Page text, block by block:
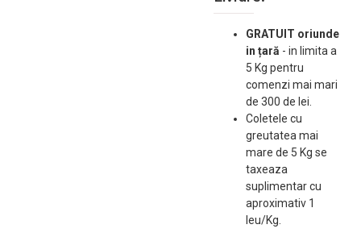
Toate nuantele
permanente se pot
combina intre ele.
Adaugati mixton cu
concentratie ridicata
pentru a intensifica
! Vopseaua nu vine
insotita de oxidant si
manusi de protectie.
Acestea se
achizitioneaza separat.
Astfel, in functie de
GRATUIT oriunde
in țară - in limita a
5 Kg pentru
comenzi mai mari
de 300 de lei.
Coletele cu
greutatea mai
mare de 5 Kg se
taxeaza
suplimentar cu
aproximativ 1
leu/Kg.